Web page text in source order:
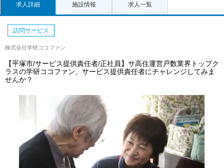
求人詳細 施設情報 求人一覧
訪問サービス
株式会社学研ココファン
【平塚市/サービス提供責任者/正社員】サ高住運営戸数業界トップク
ラスの学研ココファン、サービス提供責任者にチャレンジしてみま
せんか？